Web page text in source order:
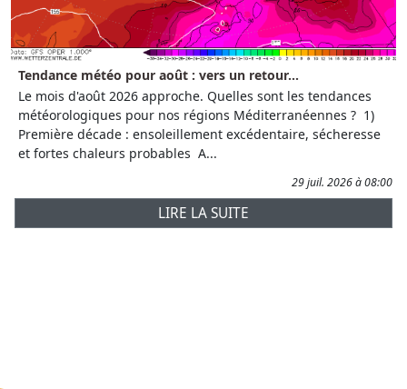
Tendance météo pour août : vers un retour...
Le mois d'août 2026 approche. Quelles sont les tendances
météorologiques pour nos régions Méditerranéennes ? 1)
Première décade : ensoleillement excédentaire, sécheresse
et fortes chaleurs probables A...
29 juil. 2026 à 08:00
LIRE LA SUITE